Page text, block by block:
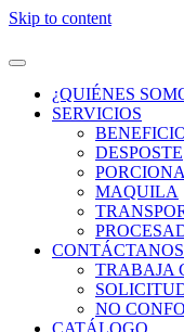
Skip to content
¿QUIÉNES
SERVICIOS
DESPOSTE
MAQUILA
CONTÁCTANOS
TRABAJA
NO
CATÁLOGO